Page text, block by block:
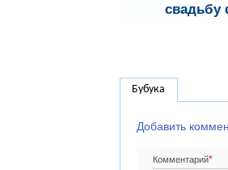
свадьбу
Бубука
Добавить
Комментарий*